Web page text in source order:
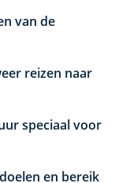
van de
reizen naar
speciaal voor
en bereik